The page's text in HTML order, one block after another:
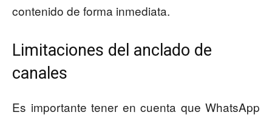
contenido de forma inmediata.
Limitaciones del anclado de
canales
Es importante tener en cuenta que WhatsApp